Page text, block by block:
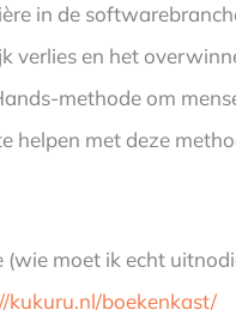
in de
en het
methode om
helpen met deze
moet ik echt
kukuru.nl/boekenkast/